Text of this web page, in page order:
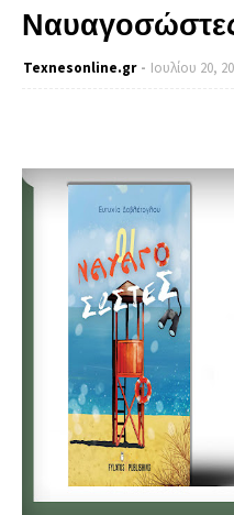
Texnesοnline.gr Ιουλίου 20,